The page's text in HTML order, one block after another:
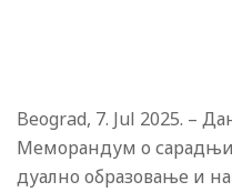
Beograd, 7. Jul 2025. –
Меморандум о сарадњи
дуално образовање и